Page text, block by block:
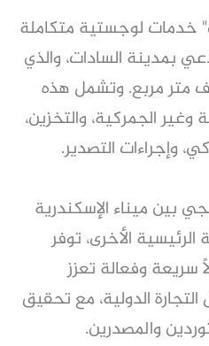
لوجستية متكاملة
بمدينة السادات، والذي
على مساحة 650 ألف متر مربع. وتشمل هذه
وغير الجمركية، والتخزين،
وإجراءات التصدير.
بين ميناء الإسكندرية
الرئيسية الأخرى، توفر
وفعالة تعزز
الدولية، مع تحقيق
والمصدرين.